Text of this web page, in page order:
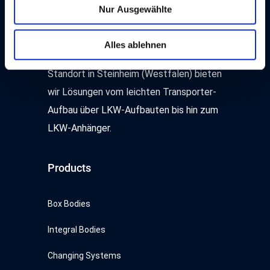
Funktionen Wir, die SPIER GmbH & Co. Fahrzeugwerk
KG, nutzen für Ihre maßgeschneiderten Inhalte Cookies
und Funktionen. Dadurch werden Inhalte und Anzeigen
personalisiert, Funktionen für Social Media ermöglicht
und Zugriffe auf unserer Webseite analysiert. Weiterhin
geben wir Informationen zu Ihrer Verwendung unserer
sowie Analysen weiter, ggf. auch außerhalb der EU oder
des EWR wie den USA. Möglicherweise werden diese
gesammelt wurden. Hinweis auf Verarbeitung Ihrer auf
Google, Facebook, LinkedIn, Twitter, Youtube: Indem Sie
Art. 49 Abs. 1 S. 1 lt. a DSGVO ein, dass Ihre Daten in
Europäischen Gerichtshof als ein Land mit einem nach
Nur Ausgewählte
Alles ablehnen
Ausbauten und Anhänger. An unserem
Standort in Steinheim (Westfalen) bieten
wir Lösungen vom leichten Transporter-
Aufbau über LKW-Aufbauten bis hin zum
LKW-Anhänger.
Products
Box Bodies
Integral Bodies
Changing Systems